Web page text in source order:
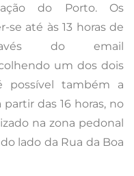
do Porto. Os
se até às 13 horas de
do email
um dos dois
possível também a
das 16 horas, no
na zona pedonal
lado da Rua da Boa